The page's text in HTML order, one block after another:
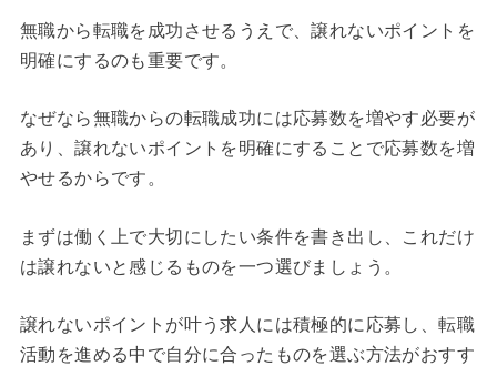
無職から転職を成功させるうえで、譲れないポイントを
明確にするのも重要です。
なぜなら無職からの転職成功には応募数を増やす必要が
あり、譲れないポイントを明確にすることで応募数を増
やせるからです。
まずは働く上で大切にしたい条件を書き出し、これだけ
は譲れないと感じるものを一つ選びましょう。
譲れないポイントが叶う求人には積極的に応募し、転職
活動を進める中で自分に合ったものを選ぶ方法がおすす